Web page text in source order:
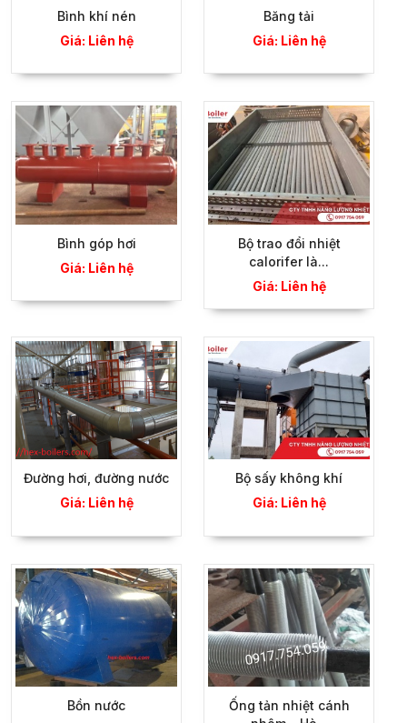
Bình khí nén
Giá: Liên hệ
Băng tải
Giá: Liên hệ
Bình góp hơi
Giá: Liên hệ
Bộ trao đổi nhiệt
calorifer là...
Giá: Liên hệ
Đường hơi, đường nước
Giá: Liên hệ
Bộ sấy không khí
Giá: Liên hệ
Bồn nước
Ống tản nhiệt cánh